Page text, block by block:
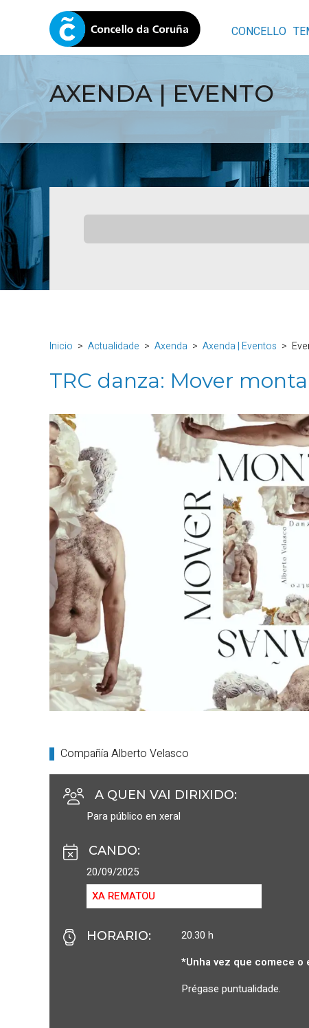
CONCELLO
AXENDA | EVENTO
Inicio Actualidade Axenda Axenda | Eventos
TRC danza: Mover
Compañía Alberto Velasco
A QUEN VAI DIRIXIDO:
Para público en xeral
CANDO:
20/09/2025
XA REMATOU
HORARIO:
20.30 h
*Unha vez que comece o
Prégase puntualidade.